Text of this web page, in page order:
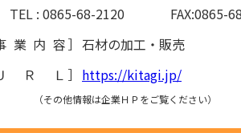
TEL : 0865-68-2120
FAX:0865-
業内容］ 石材の加工・販売
ＲＬ ］ https://kitagi.jp/
（その他情報は企業ＨＰをご覧ください）